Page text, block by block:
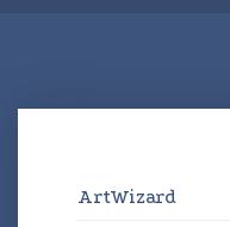
ArtWizard